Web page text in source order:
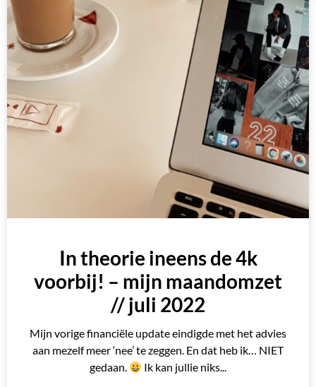
In theorie ineens de 4k
voorbij! – mijn maandomzet
// juli 2022
Mijn vorige financiële update eindigde met het advies
aan mezelf meer ‘nee’ te zeggen. En dat heb ik… NIET
gedaan.
Ik kan jullie niks